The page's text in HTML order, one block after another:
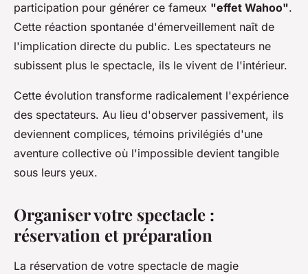
participation pour générer ce fameux "effet Wahoo".
Cette réaction spontanée d'émerveillement naît de
l'implication directe du public. Les spectateurs ne
subissent plus le spectacle, ils le vivent de l'intérieur.
Cette évolution transforme radicalement l'expérience
des spectateurs. Au lieu d'observer passivement, ils
deviennent complices, témoins privilégiés d'une
aventure collective où l'impossible devient tangible
sous leurs yeux.
Organiser votre spectacle :
réservation et préparation
La réservation de votre spectacle de magie